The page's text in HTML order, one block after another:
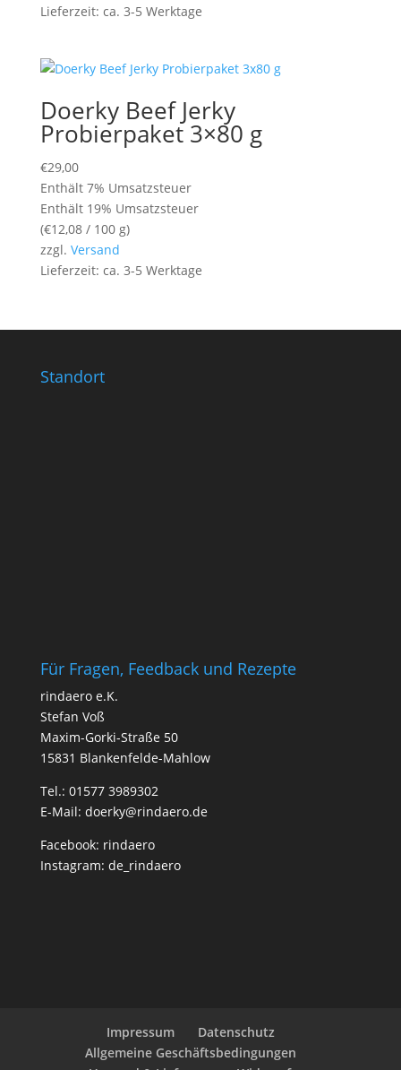
Lieferzeit: ca. 3-5 Werktage
Doerky Beef Jerky
Probierpaket 3×80 g
€29,00
Enthält 7% Umsatzsteuer
Enthält 19% Umsatzsteuer
(€12,08/ 100 g)
zzgl. Versand
Lieferzeit: ca. 3-5 Werktage
Standort
Für Fragen, Feedback und Rezepte
rindaero e.K.
Stefan Voß
Maxim-Gorki-Straße 50
15831 Blankenfelde-Mahlow
Tel.: 01577 3989302
E-Mail: doerky@rindaero.de
Facebook: rindaero
Instagram: de_rindaero
Impressum
Datenschutz
Allgemeine Geschäftsbedingungen